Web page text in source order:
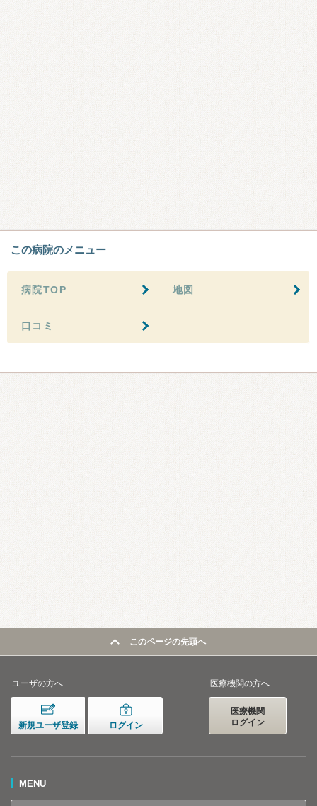
この病院のメニュー
病院TOP 地図
口コミ
このページの先頭へ
ユーザの方へ
新規ユーザ登録 ログイン
医療機関の方へ
医療機関
ログイン
MENU